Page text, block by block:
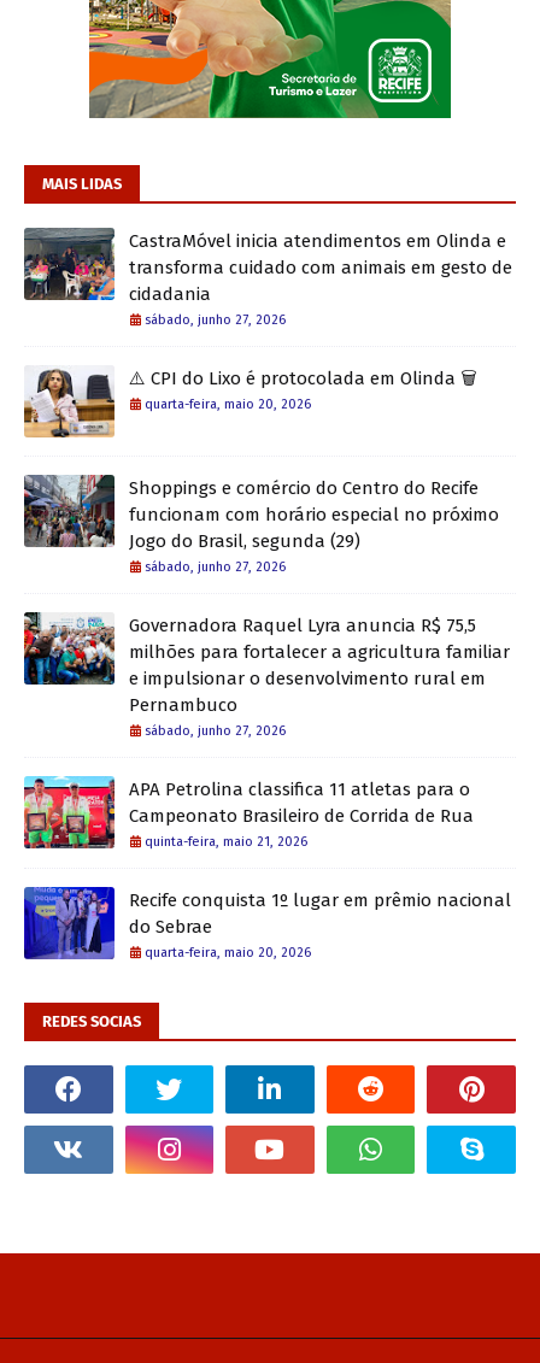
MAIS LIDAS
CastraMóvel inicia atendimentos em Olinda e
transforma cuidado com animais em gesto de
cidadania
sábado, junho 27, 2026
⚠️ CPI do Lixo é protocolada em Olinda 🗑️
quarta-feira, maio 20, 2026
Shoppings e comércio do Centro do Recife
funcionam com horário especial no próximo
Jogo do Brasil, segunda (29)
sábado, junho 27, 2026
Governadora Raquel Lyra anuncia R$ 75,5
milhões para fortalecer a agricultura familiar
e impulsionar o desenvolvimento rural em
Pernambuco
sábado, junho 27, 2026
APA Petrolina classifica 11 atletas para o
Campeonato Brasileiro de Corrida de Rua
quinta-feira, maio 21, 2026
Recife conquista 1º lugar em prêmio nacional
do Sebrae
quarta-feira, maio 20, 2026
REDES SOCIAS